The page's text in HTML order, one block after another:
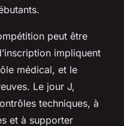
peut être
impliquent
médical, et le
Le jour J,
techniques, à
et à supporter